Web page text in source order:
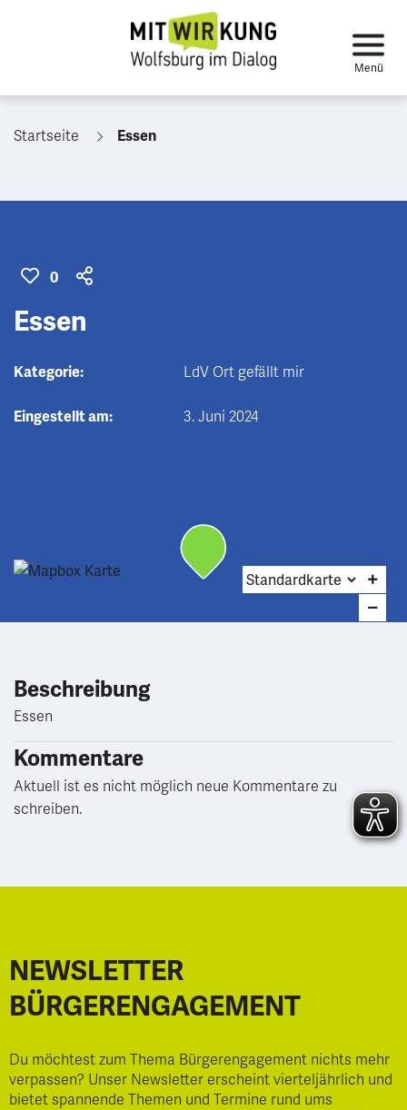
Startseite Essen
0
Essen
Kategorie: LdV Ort gefällt mir
Eingestellt am: 3. Juni 2024
Beschreibung
Essen
Kommentare
Aktuell ist es nicht möglich neue Kommentare zu
schreiben.
NEWSLETTER
BÜRGERENGAGEMENT
Du möchtest zum Thema Bürgerengagement nichts mehr
verpassen? Unser Newsletter erscheint vierteljährlich und
bietet spannende Themen und Termine rund ums